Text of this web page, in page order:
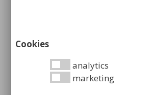
Plazo de entrega
48-72 horas para productos en
para el resto de productos.
Cookies
analytics
marketing